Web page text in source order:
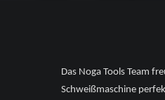
Das Noga Tools Team
Schweißmaschine